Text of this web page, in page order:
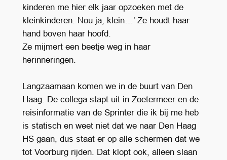
kinderen me hier elk jaar opzoeken met de
kleinkinderen. Nou ja, klein…’ Ze houdt haar
hand boven haar hoofd.
Ze mijmert een beetje weg in haar
herinneringen.
Langzaamaan komen we in de buurt van Den
Haag. De collega stapt uit in Zoetermeer en de
reisinformatie van de Sprinter die ik bij me heb
is statisch en weet niet dat we naar Den Haag
HS gaan, dus staat er op alle schermen dat we
tot Voorburg rijden. Dat klopt ook, alleen slaan